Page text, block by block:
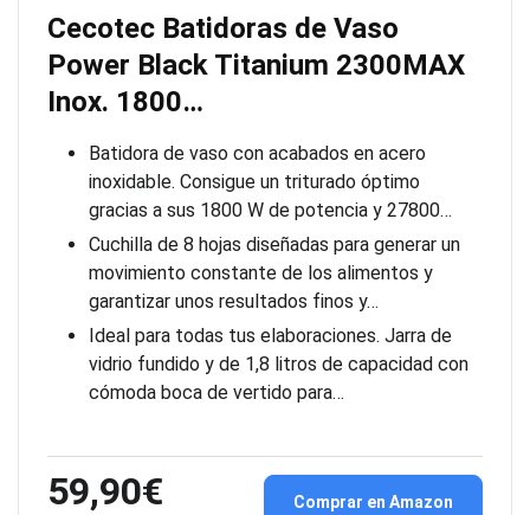
Cecotec Batidoras de Vaso
Power Black Titanium 2300MAX
Inox. 1800…
Batidora de vaso con acabados en acero
inoxidable. Consigue un triturado óptimo
gracias a sus 1800 W de potencia y 27800…
Cuchilla de 8 hojas diseñadas para generar un
movimiento constante de los alimentos y
garantizar unos resultados finos y…
Ideal para todas tus elaboraciones. Jarra de
vidrio fundido y de 1,8 litros de capacidad con
cómoda boca de vertido para…
59,90€ Comprar en Amazon